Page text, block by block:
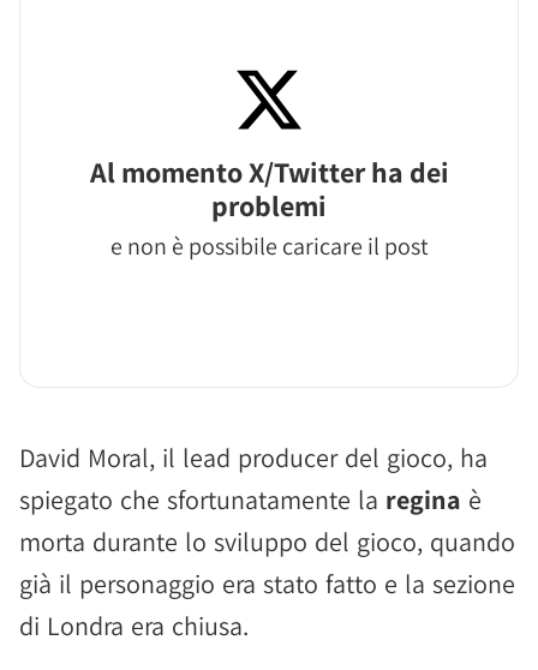
Al momento X/Twitter ha dei
problemi
e non è possibile caricare il post
David Moral, il lead producer del gioco, ha
spiegato che sfortunatamente la regina è
morta durante lo sviluppo del gioco, quando
già il personaggio era stato fatto e la sezione
di Londra era chiusa.